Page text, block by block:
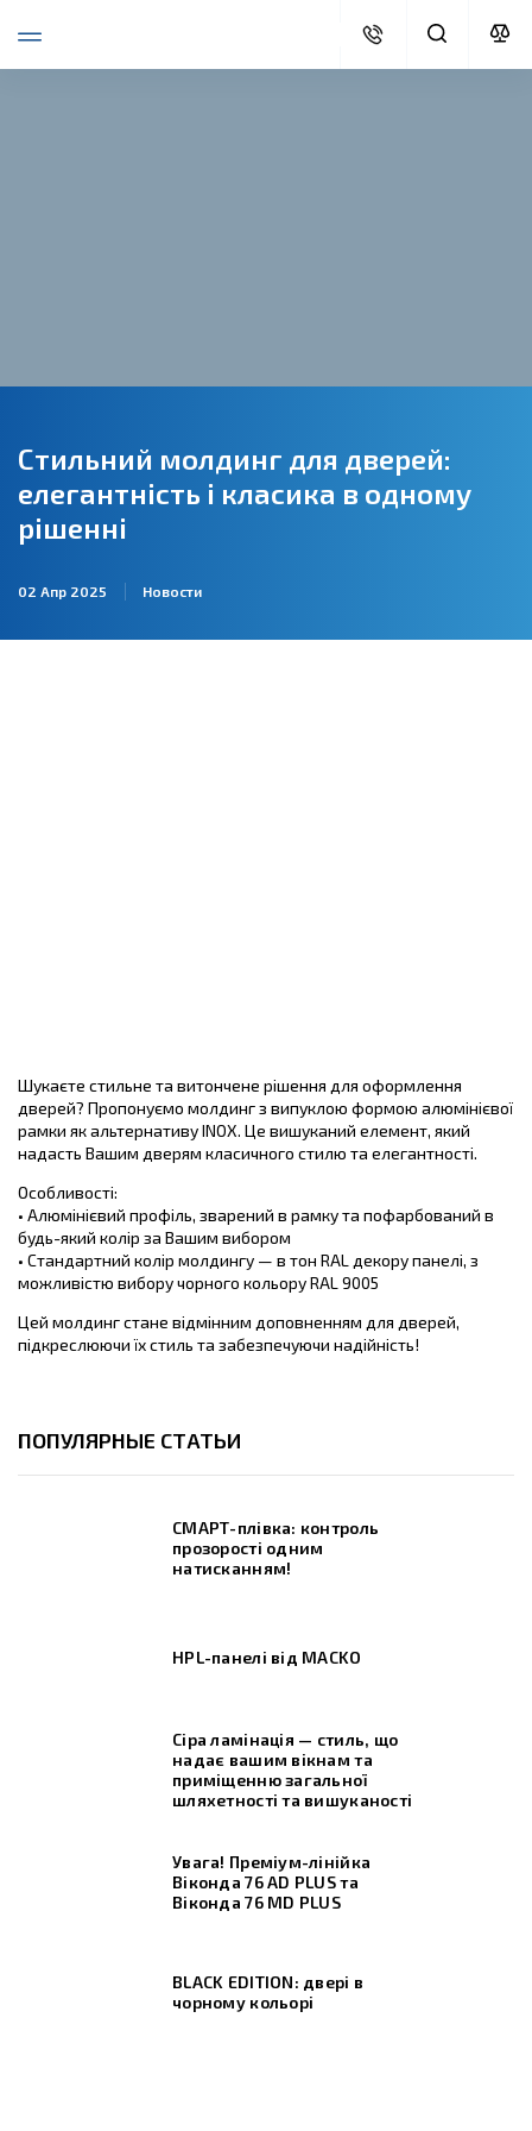
Стильний молдинг для дверей:
елегантність і класика в одному
рішенні
02 Апр 2025 Новости
Шукаєте стильне та витончене рішення для оформлення
дверей? Пропонуємо молдинг з випуклою формою алюмінієвої
рамки як альтернативу INOX. Це вишуканий елемент, який
надасть Вашим дверям класичного стилю та елегантності.
Особливості:
• Алюмінієвий профіль, зварений в рамку та пофарбований в
будь-який колір за Вашим вибором
• Стандартний колір молдингу — в тон RAL декору панелі, з
можливістю вибору чорного кольору RAL 9005
Цей молдинг стане відмінним доповненням для дверей,
підкреслюючи їх стиль та забезпечуючи надійність!
ПОПУЛЯРНЫЕ СТАТЬИ
СМАРТ-плівка: контроль
прозорості одним
натисканням!
HPL-панелі від MACKO
Сіра ламінація — стиль, що
надає вашим вікнам та
приміщенню загальної
шляхетності та вишуканості
Увага! Преміум-лінійка
Віконда 76 AD PLUS та
Віконда 76 МD PLUS
BLACK EDITION: двері в
чорному кольорі